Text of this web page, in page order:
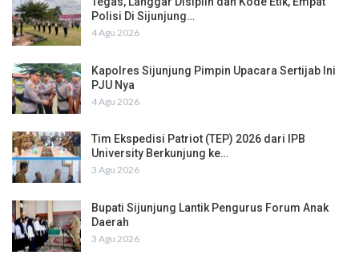
Polisi Di Sijunjung…
4 Agu 2026
Kapolres Sijunjung Pimpin Upacara Sertijab Ini
PJU Nya
4 Agu 2026
Tim Ekspedisi Patriot (TEP) 2026 dari IPB
University Berkunjung ke…
3 Agu 2026
Bupati Sijunjung Lantik Pengurus Forum Anak
Daerah
3 Agu 2026